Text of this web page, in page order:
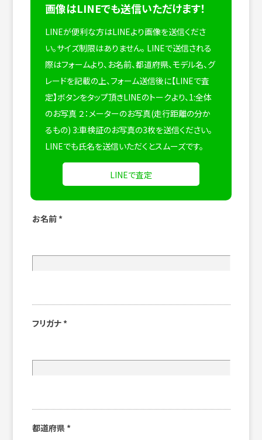
画像はLINEでも送信いただけます！
LINEが便利な方はLINEより画像を送信くださ
い。サイズ制限はありません。 LINEで送信される
際はフォームより、お名前、都道府県、モデル名、グ
レードを記載の上、フォーム送信後に【LINEで査
定】ボタンをタップ頂きLINEのトークより、1:全体
のお写真 ２：メーターのお写真(走行距離の分か
るもの) 3:車検証のお写真の3枚を送信ください。
LINEでも氏名を送信いただくとスムーズです。
LINEで査定
お名前 *
フリガナ *
都道府県 *